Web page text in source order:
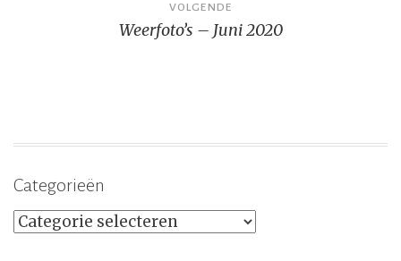
VOLGENDE
Weerfoto’s – Juni 2020
Categorieën
Categorieën